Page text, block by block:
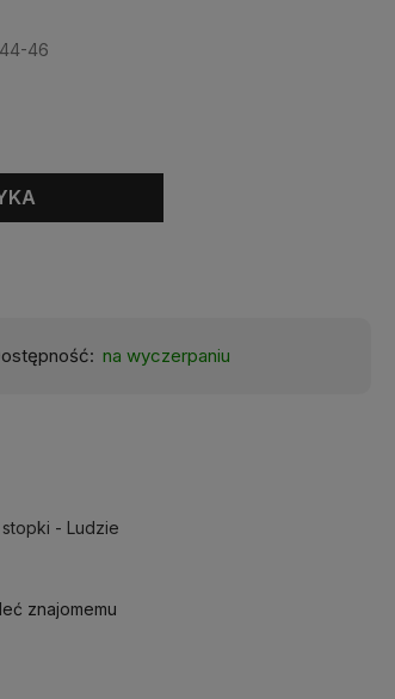
44-46
Realizacja: 24 godziny
stopki - Ludzie
znajomemu